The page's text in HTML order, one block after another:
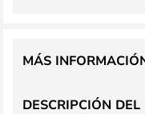
DESCRIPCIÓN
MÁS